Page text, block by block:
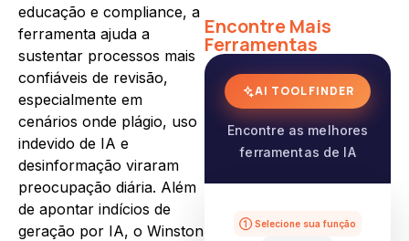
educação e compliance, a
ferramenta ajuda a
sustentar processos mais
confiáveis de revisão,
especialmente em
cenários onde plágio, uso
indevido de IA e
desinformação viraram
preocupação diária. Além
de apontar indícios de
geração por IA, o Winston
Encontre Mais
Ferramentas
AI TOOL FINDER
Encontre as melhores
ferramentas de IA
① Selecione sua função